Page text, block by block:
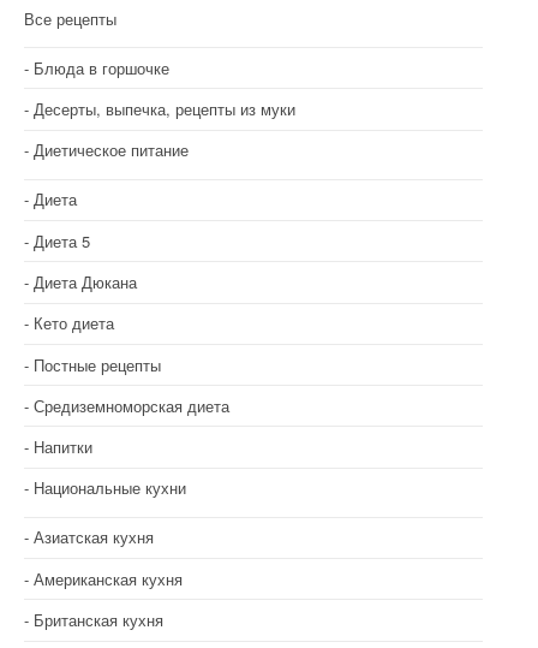
Все рецепты
Блюда в горшочке
Десерты, выпечка, рецепты из муки
Диетическое питание
Диета
Диета 5
Диета Дюкана
Кето диета
Постные рецепты
Средиземноморская диета
Напитки
Национальные кухни
Азиатская кухня
Американская кухня
Британская кухня